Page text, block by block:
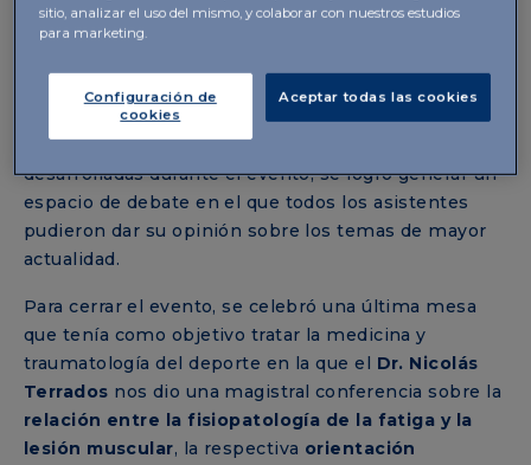
híbridos cooperativos estables , seguido de la
ponencia que cerró la mañana sobre la evidencia
científica de nuestros productos del área de
osteoarticular, realizada por elDr. Alberto Migliore
A lo largo de la mañana, gracias a las dinámicas
desarrolladas durante el evento, se logro generar un
espacio de debate en el que todos los asistentes
pudieron dar su opinión sobre los temas de mayor
actualidad.
Para cerrar el evento, se celebró una última mesa
que tenía como objetivo tratar la medicina y
traumatología del deporte en la que el Dr. Nicolás
Terrados nos dio una magistral conferencia sobre la
relación entre la fisiopatología de la fatiga y la
lesión muscular, la respectiva orientación
sitio, analizar el uso del mismo, y colaborar con nuestros estudios
para marketing.
Configuración de
cookies
Aceptar todas las cookies